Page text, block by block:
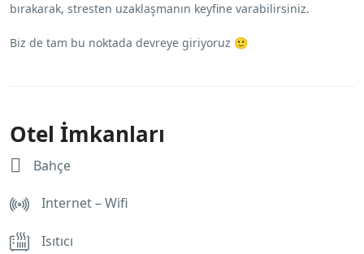
bırakarak, stresten uzaklaşmanın keyfine varabilirsiniz.
Biz de tam bu noktada devreye giriyoruz 🙂
Otel İmkanları
Bahçe
Internet – Wifi
Isıtıcı